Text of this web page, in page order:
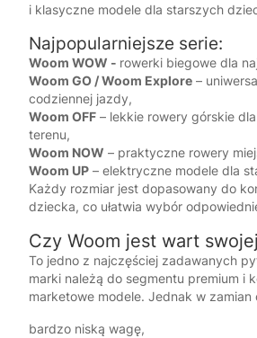
i klasyczne modele dla starszych
Najpopularniejsze serie:
Woom WOW - rowerki biegowe dla
Woom GO / Woom Explore –
codziennej jazdy,
Woom OFF – lekkie rowery górskie
terenu,
Woom NOW – praktyczne rowery
Woom UP – elektryczne modele dla
Każdy rozmiar jest dopasowany do
dziecka, co ułatwia wybór
Czy Woom jest wart
To jedno z najczęściej zadawanych
marki należą do segmentu premium i
marketowe modele. Jednak w zamian
bardzo niską wagę,